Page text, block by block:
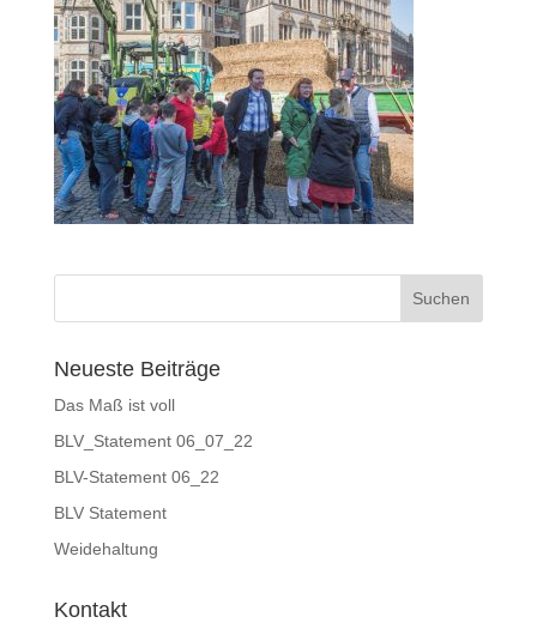
Neueste Beiträge
Das Maß ist voll
BLV_Statement 06_07_22
BLV-Statement 06_22
BLV Statement
Weidehaltung
Kontakt